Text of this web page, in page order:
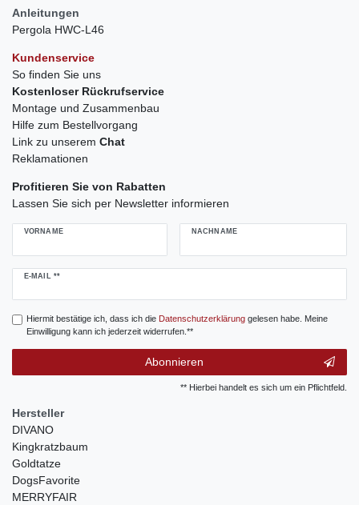
Anleitungen
Pergola HWC-L46
Kundenservice
So finden Sie uns
Kostenloser Rückrufservice
Montage und Zusammenbau
Hilfe zum Bestellvorgang
Link zu unserem Chat
Reklamationen
Profitieren Sie von Rabatten
Lassen Sie sich per Newsletter informieren
VORNAME NACHNAME
E-MAIL **
Newsletter
Hiermit bestätige ich, dass ich die Daten­schutz­erklärunggelesen habe. Meine
Einwilligung kann ich jederzeit widerrufen.**
Abonnieren
** Hierbei handelt es sich um ein Pflichtfeld.
Hersteller
DIVANO
Kingkratzbaum
Goldtatze
DogsFavorite
MERRYFAIR